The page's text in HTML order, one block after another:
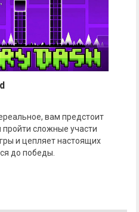
вам предстоит
пройти сложные участи
и цепляет настоящих
до победы.